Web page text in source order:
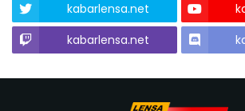
kabarlensa.net
kabarlensa.net